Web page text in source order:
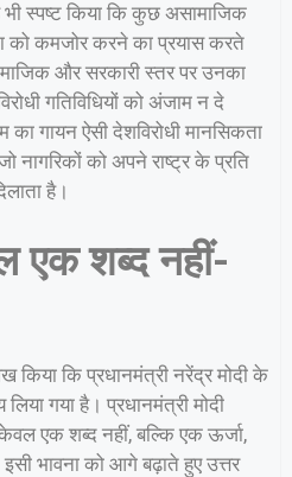
स्पष्ट किया कि कुछ असामाजिक
कमजोर करने का प्रयास करते
और सरकारी स्तर पर उनका
गतिविधियों को अंजाम न दे
गायन ऐसी देशविरोधी मानसिकता
नागरिकों को अपने राष्ट्र के प्रति
है।
एक शब्द नहीं-
किया कि प्रधानमंत्री नरेंद्र मोदी के
लिया गया है। प्रधानमंत्री मोदी
एक शब्द नहीं, बल्कि एक ऊर्जा,
भावना को आगे बढ़ाते हुए उत्तर